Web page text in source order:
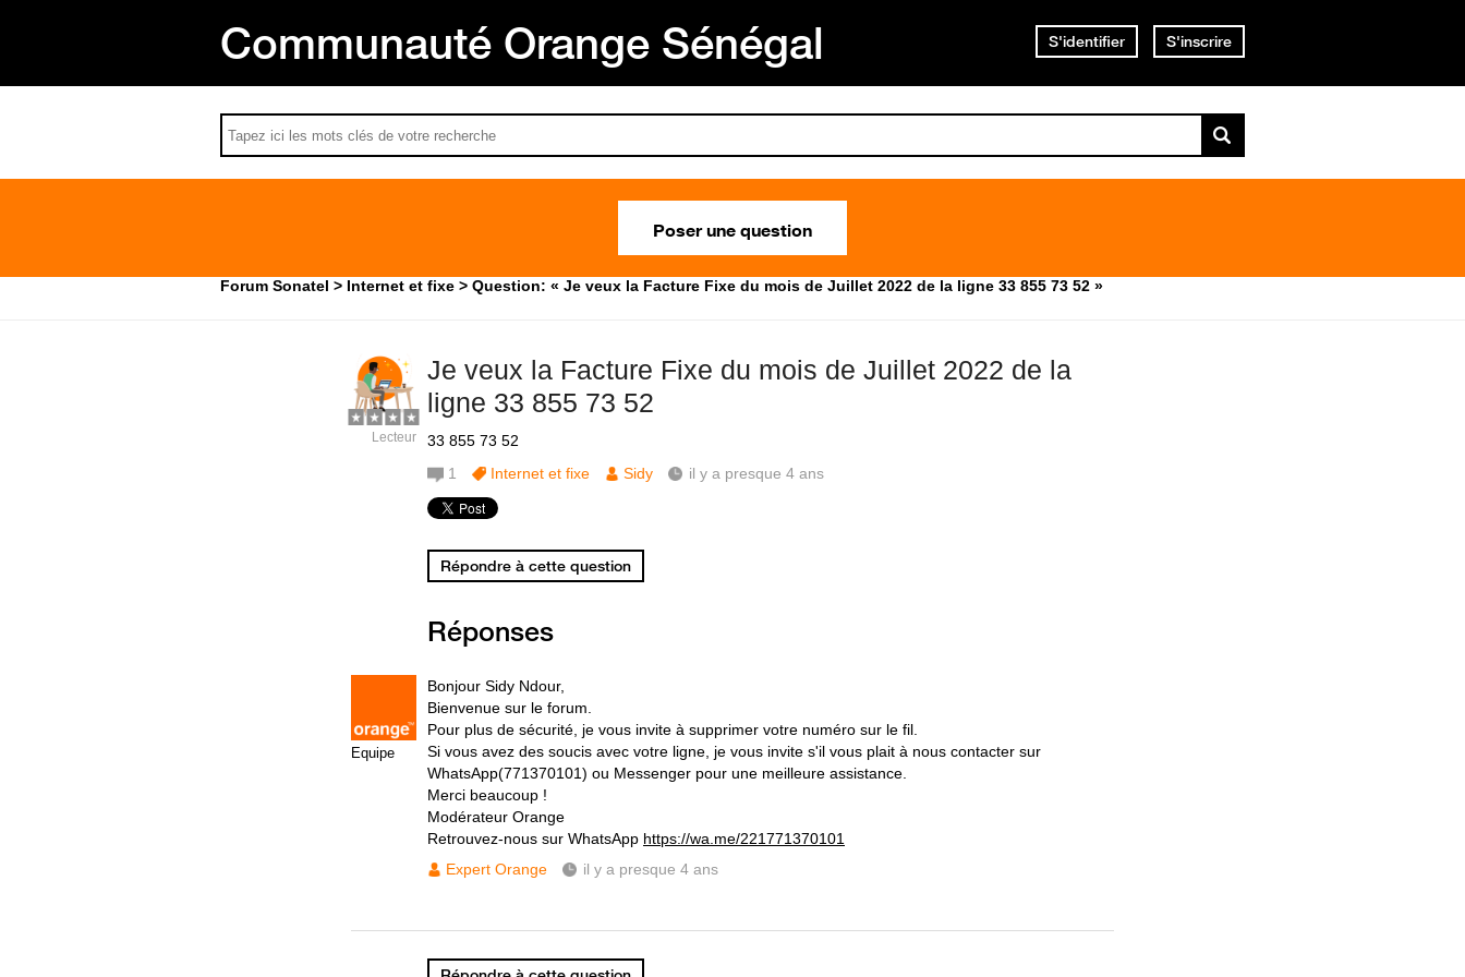
Communauté Orange Sénégal S'identifier S'inscrire
Poser une question
Forum Sonatel Internet et fixe Question: « Je veux la Facture Fixe du mois de Juillet 2022 de la ligne 33 855 73 52 »
Je veux la Facture Fixe du mois de Juillet 2022 de la
ligne 33 855 73 52
33 855 73 52
Lecteur
1 Internet et fixe Sidy il y a presque 4 ans
Répondre à cette question
Réponses
Equipe
Bonjour Sidy Ndour,
Bienvenue sur le forum.
Pour plus de sécurité, je vous invite à supprimer votre numéro sur le fil.
Si vous avez des soucis avec votre ligne, je vous invite s'il vous plait à nous contacter sur
WhatsApp(771370101) ou Messenger pour une meilleure assistance.
Merci beaucoup !
Modérateur Orange
Retrouvez-nous sur WhatsApp https://wa.me/221771370101
Expert Orange
il y a presque 4 ans